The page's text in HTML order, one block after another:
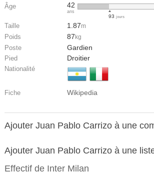
Âge 42
ans
93 jours
Taille 1.87m
Poids 87 kg
Poste Gardien
Pied Droitier
Nationalité
Fiche Wikipedia
Ajouter Juan Pablo Carrizo à une
Ajouter Juan Pablo Carrizo à une
Effectif de Inter Milan